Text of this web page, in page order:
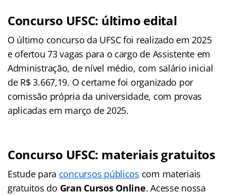
Concurso UFSC: último edital
O último concurso da UFSC foi realizado em 2025
e ofertou 73 vagas para o cargo de Assistente em
Administração, de nível médio, com salário inicial
de R$ 3.667,19. O certame foi organizado por
comissão própria da universidade, com provas
aplicadas em março de 2025.
Concurso UFSC: materiais gratuitos
Estude para concursos públicos com materiais
gratuitos do Gran Cursos Online. Acesse nossa